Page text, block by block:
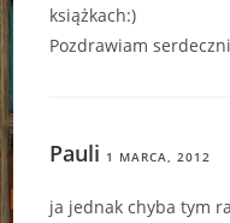
książkach:)
Pozdrawiam
Pauli 1 MARCA, 2012
ja jednak chyba tym